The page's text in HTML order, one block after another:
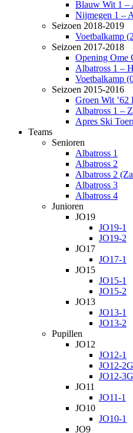
Blauw Wit 1 –
Nijmegen 1 –
Seizoen 2018-2019
Voetbalkamp
Seizoen 2017-2018
Opening Ome
Albatross 1 –
Voetbalkamp
Seizoen 2015-2016
Groen Wit ’62
Albatross 1 –
Apres Ski
Teams
Senioren
Albatross 1
Albatross 2
Albatross 2
Albatross 3
Albatross 4
Junioren
JO19
JO19-1
JO19-2
JO17
JO17-1
JO15
JO15-1
JO15-2
JO13
JO13-1
JO13-2
Pupillen
JO12
JO12-1
JO12-2G
JO12-3G
JO11
JO11-1
JO10
JO10-1
JO9